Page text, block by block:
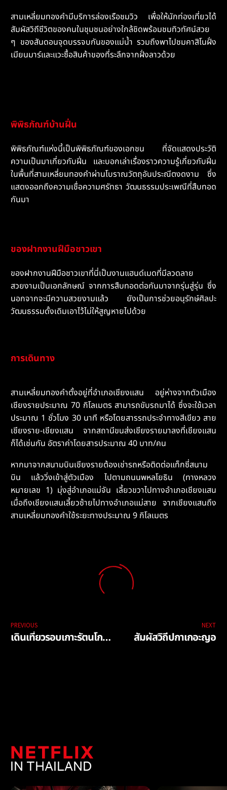
สามเหลี่ยมทองคำมีบริการล่องเรือชมวิว เพื่อให้นักท่องเที่ยวได้
สัมผัสวิถีชีวิตของคนในชุมชนอย่างใกล้ชิดพร้อมชมทิวทัศน์สวย
ๆ ของสันดอนจุดบรรจบกันของแม่น้ำ รวมถึงพาไปชมคาสิโนฝั่ง
เมียนมาร์และแวะซื้อสินค้าของที่ระลึกจากฝั่งลาวด้วย
พิพิธภัณฑ์บ้านฝิ่น
พิพิธภัณฑ์แห่งนี้เป็นพิพิธภัณฑ์ของเอกชน ที่จัดแสดงประวัติ
ความเป็นมาเกี่ยวกับฝิ่น และบอกเล่าเรื่องราวความรู้เกี่ยวกับฝิ่น
ในพื้นที่สามเหลี่ยมทองคำผ่านโบราณวัตถุอันประณีตงดงาม ซึ่ง
แสดงออกถึงความเชื่อความศรัทธา วัฒนธรรมประเพณีที่สืบทอด
กันมา
ของฝากงานฝีมือชาวเขา
ของฝากงานฝีมือชาวเขาที่นี่เป็นงานแฮนด์เมดที่มีลวดลาย
สวยงามเป็นเอกลักษณ์ จากการสืบทอดต่อกันมาจากรุ่นสู่รุ่น ซึ่ง
นอกจากจะมีความสวยงามแล้ว ยังเป็นการช่วยอนุรักษ์ศิลปะ
วัฒนธรรมดั้งเดิมเอาไว้ไม่ให้สูญหายไปด้วย
การเดินทาง
สามเหลี่ยมทองคำตั้งอยู่ที่อำเภอเชียงแสน อยู่ห่างจากตัวเมือง
เชียงรายประมาณ 70 กิโลเมตร สามารถขับรถมาได้ ซึ่งจะใช้เวลา
ประมาณ 1 ชั่วโมง 30 นาที หรือโดยสารรถประจำทางสีเขียว สาย
เชียงราย-เชียงแสน จากสถานีขนส่งเชียงรายมาลงที่เชียงแสน
ก็ได้เช่นกัน อัตราค่าโดยสารประมาณ 40 บาท/คน
หากมาจากสนามบินเชียงรายต้องเช่ารถหรือติดต่อแท็กซี่สนาม
บิน แล้ววิ่งเข้าสู่ตัวเมือง ไปตามถนนพหลโยธิน (ทางหลวง
หมายเลข 1) มุ่งสู่อำเภอแม่จัน เลี้ยวขวาไปทางอำเภอเชียงแสน
เมื่อถึงเชียงแสนเลี้ยวซ้ายไปทางอำเภอแม่สาย จากเชียงแสนถึง
สามเหลี่ยมทองคำใช้ระยะทางประมาณ 9 กิโลเมตร
PREVIOUS
เดินเที่ยวรอบเกาะรัตนโกสินทร์
NEXT
สัมผัสวิถีปกาเกอะญอ
NETFLIX
IN THAILAND